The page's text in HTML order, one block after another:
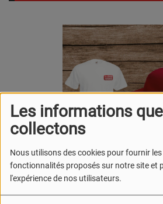
Les informations
collectons
Nous utilisons des cookies pour fournir les
fonctionnalités proposés sur notre site et
l'expérience de nos utilisateurs.
Vous pouvez retrouver
Radio Nîmes en